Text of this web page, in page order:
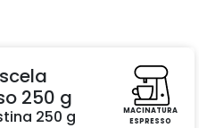
MACINATURA
ESPRESSO
250 g
250 g